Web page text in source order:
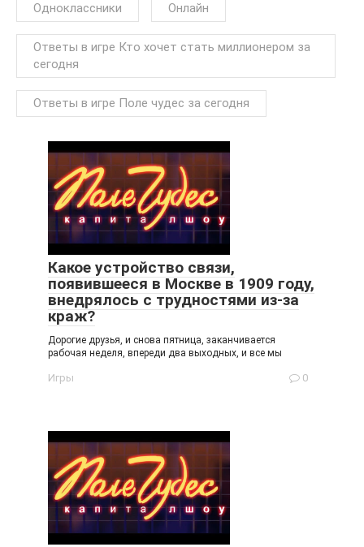
Одноклассники Онлайн
Ответы в игре Кто хочет стать миллионером за
сегодня
Ответы в игре Поле чудес за сегодня
Какое устройство связи,
появившееся в Москве в 1909 году,
внедрялось с трудностями из-за
краж?
Дорогие друзья, и снова пятница, заканчивается
рабочая неделя, впереди два выходных, и все мы
Игры 0